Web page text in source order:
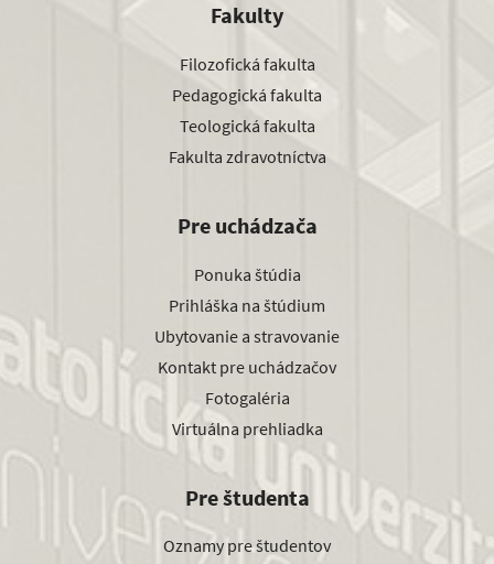
Fakulty
Filozofická fakulta
Pedagogická fakulta
Teologická fakulta
Fakulta zdravotníctva
Pre uchádzača
Ponuka štúdia
Prihláška na štúdium
Ubytovanie a stravovanie
Kontakt pre uchádzačov
Fotogaléria
Virtuálna prehliadka
Pre študenta
Oznamy pre študentov